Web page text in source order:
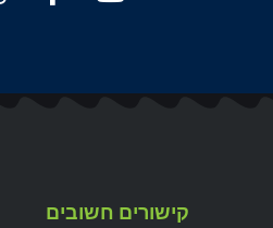
קישורים חשובים